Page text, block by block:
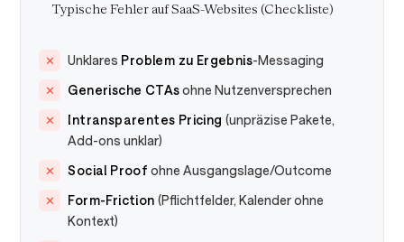
Typische Fehler auf SaaS-Websites (Checkliste)
Unklares Problem zu Ergebnis-Messaging
Generische CTAsohne Nutzenversprechen
Intransparentes Pricing (unpräzise Pakete,
Add-ons unklar)
Social Proof ohne Ausgangslage/Outcome
Form-Friction (Pflichtfelder, Kalender ohne
Kontext)